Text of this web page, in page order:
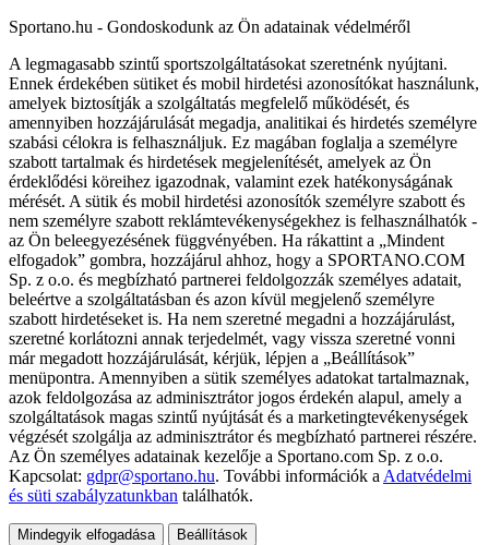
Sportano.hu - Gondoskodunk az Ön adatainak védelméről
A legmagasabb szintű sportszolgáltatásokat szeretnénk nyújtani.
Ennek érdekében sütiket és mobil hirdetési azonosítókat használunk,
amelyek biztosítják a szolgáltatás megfelelő működését, és
amennyiben hozzájárulását megadja, analitikai és hirdetés személyre
szabási célokra is felhasználjuk. Ez magában foglalja a személyre
szabott tartalmak és hirdetések megjelenítését, amelyek az Ön
érdeklődési köreihez igazodnak, valamint ezek hatékonyságának
mérését. A sütik és mobil hirdetési azonosítók személyre szabott és
nem személyre szabott reklámtevékenységekhez is felhasználhatók -
az Ön beleegyezésének függvényében. Ha rákattint a „Mindent
elfogadok” gombra, hozzájárul ahhoz, hogy a SPORTANO.COM
Sp. z o.o. és megbízható partnerei feldolgozzák személyes adatait,
beleértve a szolgáltatásban és azon kívül megjelenő személyre
szabott hirdetéseket is. Ha nem szeretné megadni a hozzájárulást,
szeretné korlátozni annak terjedelmét, vagy vissza szeretné vonni
már megadott hozzájárulását, kérjük, lépjen a „Beállítások”
menüpontra. Amennyiben a sütik személyes adatokat tartalmaznak,
azok feldolgozása az adminisztrátor jogos érdekén alapul, amely a
szolgáltatások magas szintű nyújtását és a marketingtevékenységek
végzését szolgálja az adminisztrátor és megbízható partnerei részére.
Az Ön személyes adatainak kezelője a Sportano.com Sp. z o.o.
Kapcsolat: gdpr@sportano.hu. További információk a Adatvédelmi
és süti szabályzatunkban találhatók.
Mindegyik elfogadása Beállítások